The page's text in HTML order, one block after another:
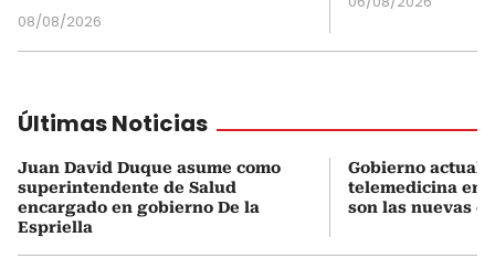
08/08/2026
Últimas Noticias
Juan David Duque asume como
superintendente de Salud
encargado en gobierno De la
Espriella
Gobierno
telemedicina en
son las nuevas